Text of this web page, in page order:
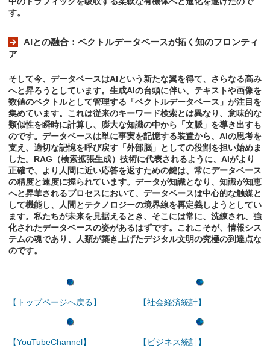
す。
AIとの融合：ベクトルデータベースが拓く知のフロンティ
ア
そして今、データベースはAIという新たな翼を得て、さらなる高み
へと昇ろうとしています。生成AIの台頭に伴い、テキストや画像を
数値のベクトルとして管理する「ベクトルデータベース」が注目を
集めています。これは従来のキーワード検索とは異なり、意味的な
類似性を瞬時に計算し、膨大な知識の中から「文脈」を導き出すも
のです。データベースは単に事実を記憶する装置から、AIの思考を
支え、適切な記憶を呼び戻す「外部脳」としての役割を担い始めま
した。RAG（検索拡張生成）技術に代表されるように、AIがより
正確で、より人間に近い応答を返すための鍵は、常にデータベース
の精度と速度に握られています。データが知識となり、知識が知恵
へと昇華されるプロセスにおいて、データベースは中心的な触媒と
して機能し、人間とテクノロジーの境界線を再定義しようとしてい
ます。私たちが未来を見据えるとき、そこには常に、洗練され、強
化されたデータベースの姿があるはずです。これこそが、情報シス
テムの魂であり、人類が築き上げたデジタル文明の究極の到達点な
のです。
【トップページへ戻る】
【YouTubeChannel】
【社会経済統計】
【ビジネス統計】